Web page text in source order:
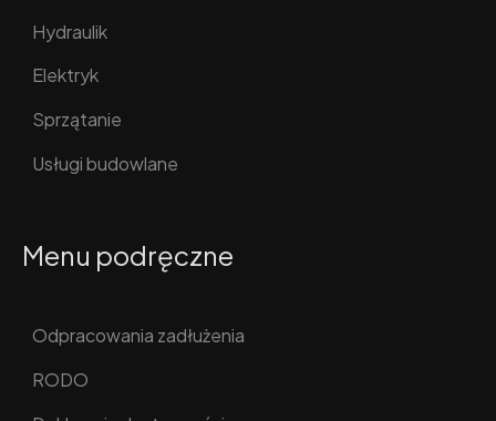
Hydraulik
Elektryk
Sprzątanie
Usługi budowlane
Menu podręczne
Odpracowania zadłużenia
RODO